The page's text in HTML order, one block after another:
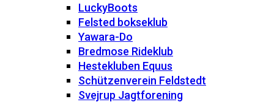
LuckyBoots
Felsted bokseklub
Yawara-Do
Bredmose Rideklub
Hestekluben Equus
Schützenverein Feldstedt
Svejrup Jagtforening